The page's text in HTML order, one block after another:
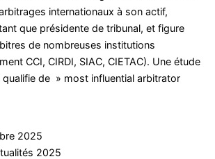
internationaux à son actif,
que présidente de tribunal, et figure
de nombreuses institutions
CCI, CIRDI, SIAC, CIETAC). Une étude
qualifie de » most influential arbitrator
2025
2025